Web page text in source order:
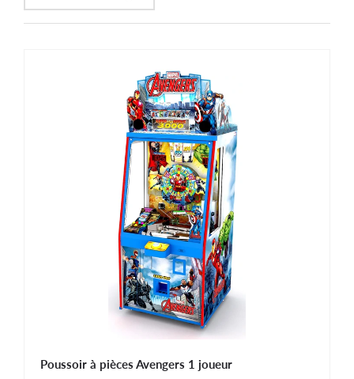
Poussoir à pièces Avengers 1 joueur